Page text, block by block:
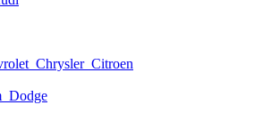
Chrysler Citroen
Dodge